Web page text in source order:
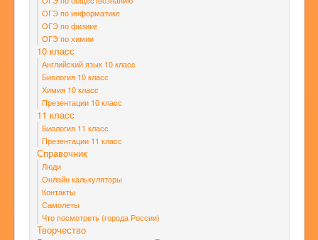
ОГЭ по информатике
ОГЭ по физике
ОГЭ по химии
10 класс
Английский язык 10 класс
Биология 10 класс
Химия 10 класс
Презентации 10 класс
11 класс
Биология 11 класс
Презентации 11 класс
Справочник
Люди
Онлайн калькуляторы
Контакты
Самолеты
Что посмотреть (города России)
Творчество